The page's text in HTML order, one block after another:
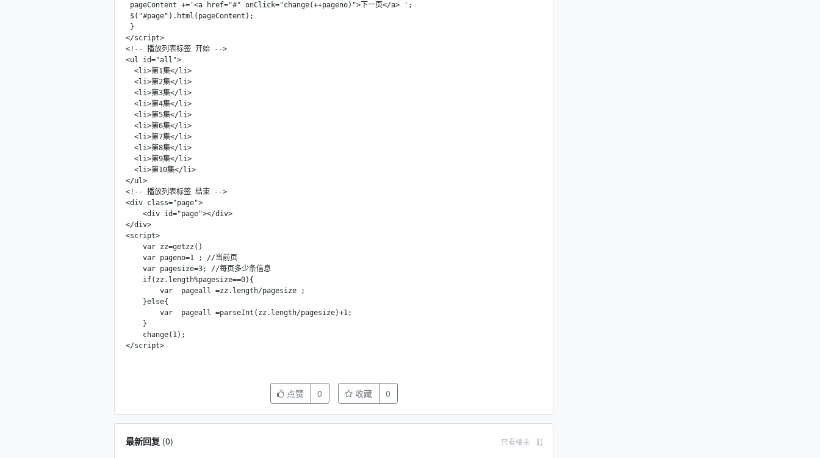
pageContent +='<a href="#" onClick="change(++pageno)">下一页</a> ';
$("#page").html(pageContent);
}
</script>
<!-- 播放列表标签 开始 -->
<ul id="all">
<li>第1集</li>
<li>第2集</li>
<li>第3集</li>
<li>第4集</li>
<li>第5集</li>
<li>第6集</li>
<li>第7集</li>
<li>第8集</li>
<li>第9集</li>
<li>第10集</li>
</ul>
<!-- 播放列表标签 结束 -->
<div class="page">
<div id="page"></div>
</div>
<script>
var zz=getzz()
var pageno=1 ; //当前页
var pagesize=3; //每页多少条信息
if(zz.length%pagesize==0){
var  pageall =zz.length/pagesize ;
}else{
var  pageall =parseInt(zz.length/pagesize)+1;
}
change(1);
</script>
点赞 0 收藏 0
最新回复(0) 只看楼主